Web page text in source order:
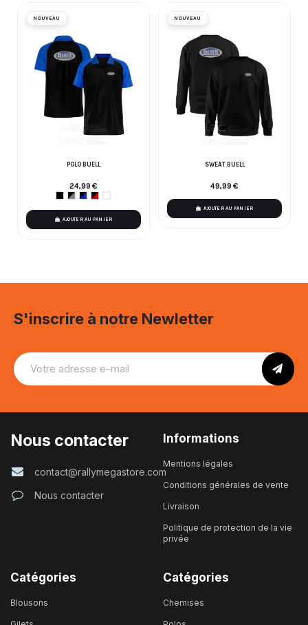
NOUVEAU
POLO BUELL
24,99 €
AJOUTER AU PANIER
NOUVEAU
SWEAT BUELL
49,99 €
AJOUTER AU PANIER
S'inscrire à notre Newletter
Nous contacter
contact@rallymegastore.com
Nous contacter
Informations
Mentions légales
Conditions générales de vente
Livraison
Politique de protection de la vie
privée
Catégories
Blousons
Catégories
Chemises